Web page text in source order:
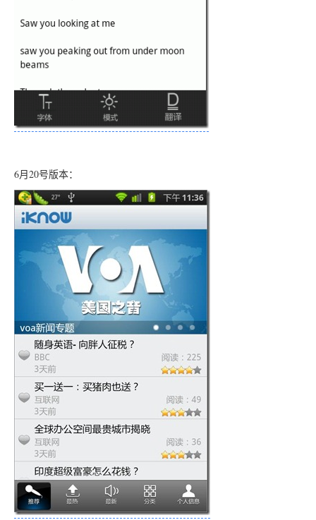
6月20号版本：